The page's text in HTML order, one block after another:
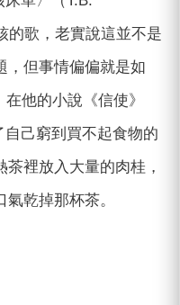
的歌，老實說這並不是
，但事情偏偏就是如
他的小說《信使》
自己窮到買不起食物的
裡放入大量的肉桂，
乾掉那杯茶。